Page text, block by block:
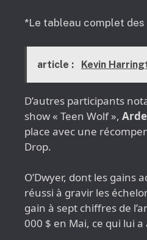
*Le tableau complet
article : Kevin
D’autres participants
show « Teen Wolf »,
place avec une
Drop.
O’Dwyer, dont les gains
réussi à gravir les
gain à sept chiffres de
000 $ en Mai, ce qui lui